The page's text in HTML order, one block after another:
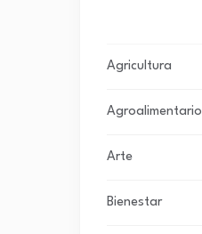
Agricultura
Agroalimentario
Arte
Bienestar